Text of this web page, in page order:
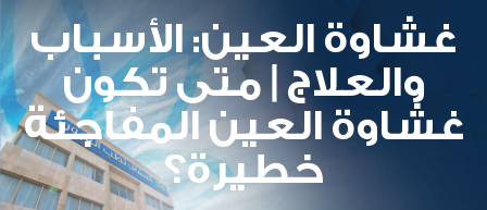
غشاوة العين: الأسباب
والعلاج | متى تكون
غشاوة العين المفاجئة
خطيرة؟